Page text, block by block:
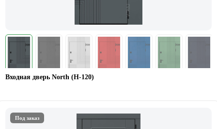
Входная дверь North (Н-120)
Под заказ